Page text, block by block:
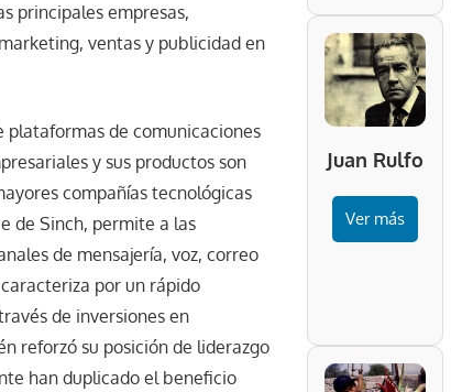
principales empresas,
ventas y publicidad en
plataformas de comunicaciones
y sus productos son
compañías tecnológicas
de Sinch, permite a las
de mensajería, voz, correo
por un rápido
de inversiones en
reforzó su posición de liderazgo
han duplicado el beneficio
Juan Rulfo
Ver más